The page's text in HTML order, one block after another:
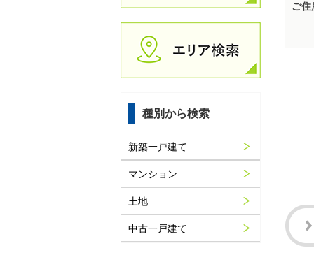
ご住
種別から検索
新築一戸建て
マンション
土地
中古一戸建て